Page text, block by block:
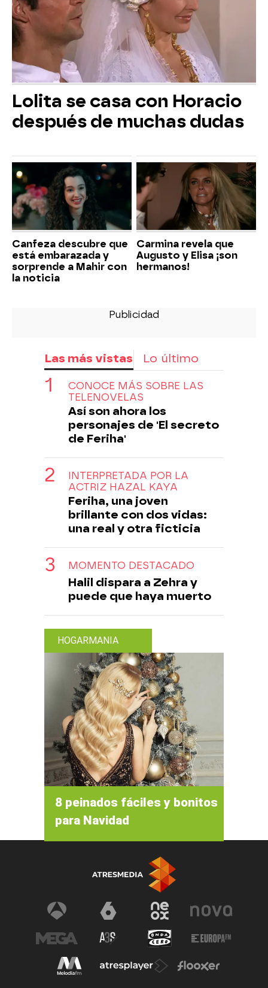
Lolita se casa con Horacio
después de muchas dudas
Canfeza descubre que
está embarazada y
sorprende a Mahir con
la noticia
Carmina revela que
Augusto y Elisa ¡son
hermanos!
Las más vistas Lo último
CONOCE MÁS SOBRE LAS
TELENOVELAS
Así son ahora los
personajes de 'El secreto
de Feriha'
INTERPRETADA POR LA
ACTRIZ HAZAL KAYA
Feriha, una joven
brillante con dos vidas:
una real y otra ficticia
MOMENTO DESTACADO
Halil dispara a Zehra y
puede que haya muerto
HOGARMANIA
8 peinados fáciles y bonitos
para Navidad